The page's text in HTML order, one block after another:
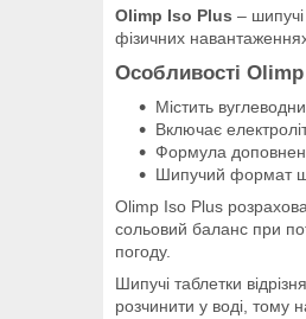
Olimp Iso Plus –
фізичних
Особливості
Містить
Включає
Формула
Шипучий формат
Olimp Iso Plus
сольовий баланс при
погоду.
Шипучі таблетки
розчинити у воді, тому